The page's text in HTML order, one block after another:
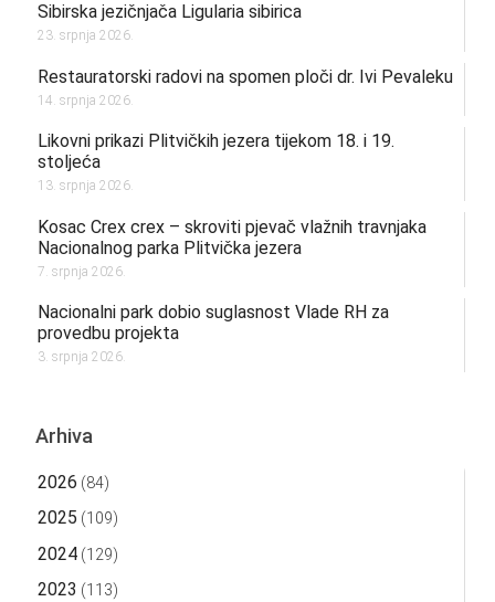
Sibirska jezičnjača Ligularia sibirica
23. srpnja 2026.
Restauratorski radovi na spomen ploči dr. Ivi Pevaleku
14. srpnja 2026.
Likovni prikazi Plitvičkih jezera tijekom 18. i 19.
stoljeća
13. srpnja 2026.
Kosac Crex crex – skroviti pjevač vlažnih travnjaka
Nacionalnog parka Plitvička jezera
7. srpnja 2026.
Nacionalni park dobio suglasnost Vlade RH za
provedbu projekta
3. srpnja 2026.
Arhiva
2026 (84)
2025 (109)
2024(129)
2023 (113)